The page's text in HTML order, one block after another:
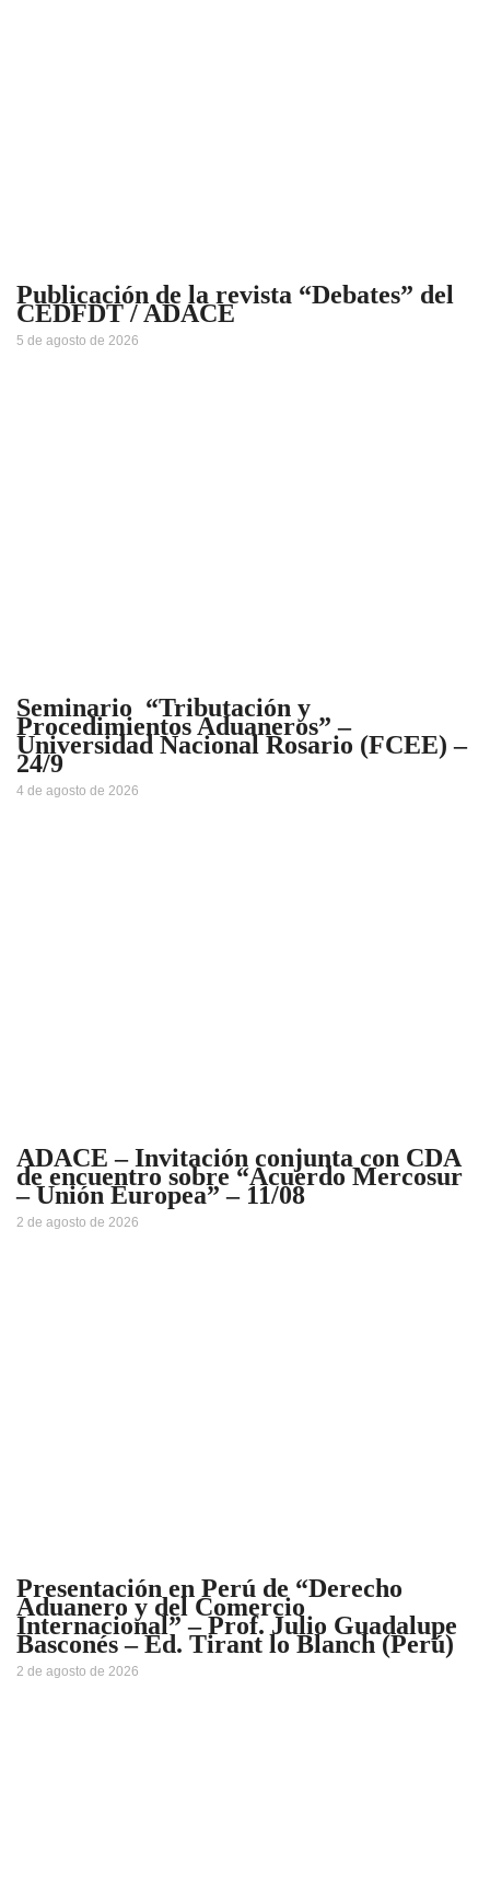
Publicación de la revista “Debates” del
CEDFDT / ADACE
5 de agosto de 2026
Seminario “Tributación y
Procedimientos Aduaneros” –
Universidad Nacional Rosario (FCEE) –
24/9
4 de agosto de 2026
ADACE – Invitación conjunta con CDA
de encuentro sobre “Acuerdo Mercosur
– Unión Europea” – 11/08
2 de agosto de 2026
Presentación en Perú de “Derecho
Aduanero y del Comercio
Internacional” – Prof. Julio Guadalupe
Basconés – Ed. Tirant lo Blanch (Perú)
2 de agosto de 2026